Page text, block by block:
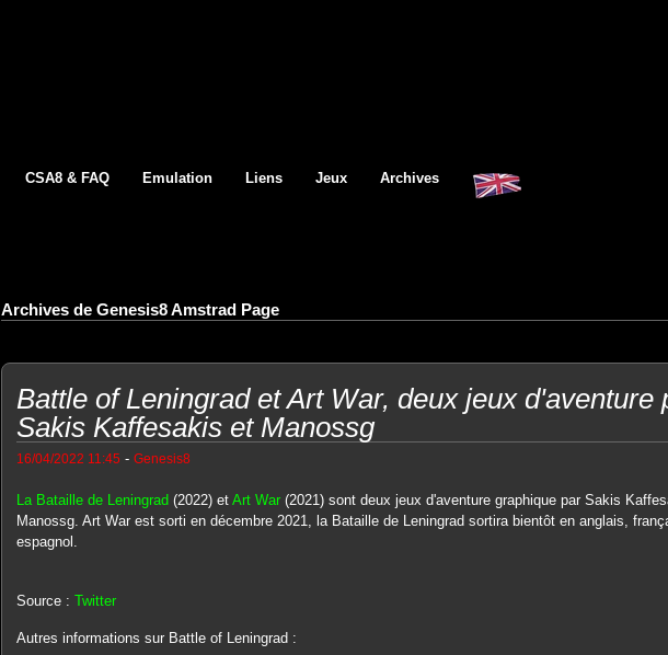
CSA8 & FAQ Emulation Liens Jeux Archives
Archives de Genesis8 Amstrad Page
Battle of Leningrad et Art War, deux jeux d'aventure
Sakis Kaffesakis et Manossg
16/04/2022 11:45 - Genesis8
La Bataille de Leningrad (2022) et Art War(2021) sont deux jeux d'aventure graphique par Sakis
Manossg. Art War est sorti en décembre 2021, la Bataille de Leningrad sortira bientôt en anglais,
espagnol.
Source : Twitter
Autres informations sur Battle of Leningrad :